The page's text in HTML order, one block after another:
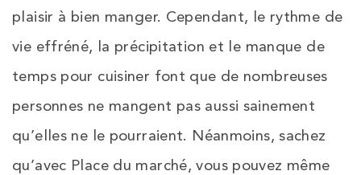
plaisir à bien manger. Cependant, le rythme de
vie effréné, la précipitation et le manque de
temps pour cuisiner font que de nombreuses
personnes ne mangent pas aussi sainement
qu’elles ne le pourraient. Néanmoins, sachez
qu’avec Place du marché, vous pouvez même